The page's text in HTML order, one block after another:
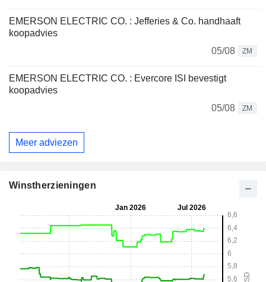
EMERSON ELECTRIC CO. : Jefferies & Co. handhaaft
koopadvies
05/08
ZM
EMERSON ELECTRIC CO. : Evercore ISI bevestigt
koopadvies
05/08
ZM
Meer adviezen
Winstherzieningen